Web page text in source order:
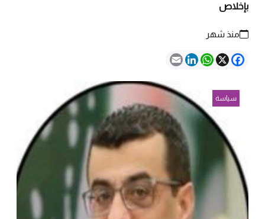
بإخلاص
منذ شهر
Facebook
X
WhatsApp
LinkedIn
Email
سياسة